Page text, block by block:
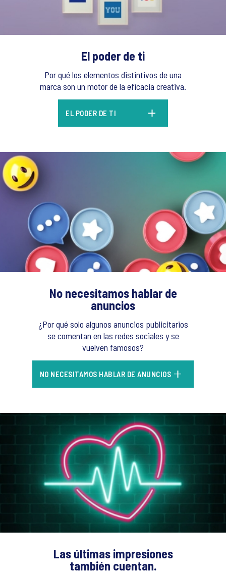
El poder de ti
Por qué los elementos distintivos de una
marca son un motor de la eficacia creativa.
EL PODER DE TI
No necesitamos hablar de
anuncios
¿Por qué solo algunos anuncios publicitarios
se comentan en las redes sociales y se
vuelven famosos?
NO NECESITAMOS HABLAR DE ANUNCIOS
Las últimas impresiones
también cuentan.